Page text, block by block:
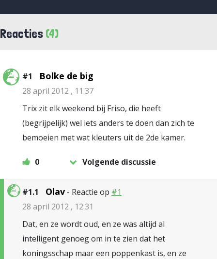
Reacties (4)
#1 Bolke de big
28 april 2012 , 11:37
Trix zit elk weekend bij Friso, die heeft
(begrijpelijk) wel iets anders te doen dan zich te
bemoeien met wat kleuters uit de 2de kamer.
0 Volgende discussie
#1.1 Olav - Reactie op #1
28 april 2012 , 12:31
Dat, en ze wordt oud, en ze was altijd al
intelligent genoeg om in te zien dat het
koningsschap maar een poppenkast is, en ze